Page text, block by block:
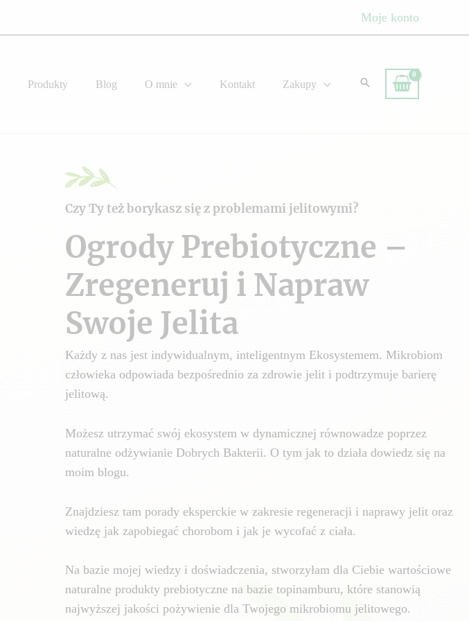
Moje konto
Produkty Blog O mnie Kontakt Zakupy
Czy Ty też borykasz się z problemami jelitowymi?
Ogrody Prebiotyczne –
Zregeneruj i Napraw
Swoje Jelita
Każdy z nas jest indywidualnym, inteligentnym Ekosystemem. Mikrobiom
człowieka odpowiada bezpośrednio za zdrowie jelit i podtrzymuje barierę
jelitową.
Możesz utrzymać swój ekosystem w dynamicznej równowadze poprzez
naturalne odżywianie Dobrych Bakterii. O tym jak to działa dowiedz się na
moim blogu.
Znajdziesz tam porady eksperckie w zakresie regeneracji i naprawy jelit oraz
wiedzę jak zapobiegać chorobom i jak je wycofać z ciała.
Na bazie mojej wiedzy i doświadczenia, stworzyłam dla Ciebie wartościowe
naturalne produkty prebiotyczne na bazie topinamburu, które stanowią
najwyższej jakości pożywienie dla Twojego mikrobiomu jelitowego.